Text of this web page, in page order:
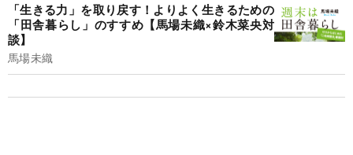
「生きる力」を取り戻す！よりよく生きるための
「田舎暮らし」のすすめ【馬場未織×鈴木菜央対
談】
馬場未織